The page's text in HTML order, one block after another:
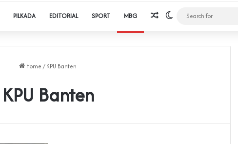
PILKADA EDITORIAL SPORT MBG Random Article
Switch skin
Home / KPU Banten
KPU Banten